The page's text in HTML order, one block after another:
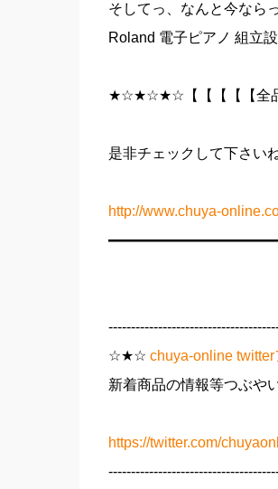
そしてっ、なんと今ならっ
Roland 電子ピアノ 組立
★☆★☆★☆【【【【【全
是非チェックして下さい
http://www.chuya-
☆★☆ chuya-online twitter
新着商品の情報等つぶや
https://twitter.com/